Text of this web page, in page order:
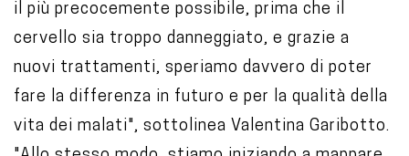
il più precocemente possibile, prima che il
cervello sia troppo danneggiato, e grazie a
nuovi trattamenti, speriamo davvero di poter
fare la differenza in futuro e per la qualità della
vita dei malati", sottolinea Valentina Garibotto.